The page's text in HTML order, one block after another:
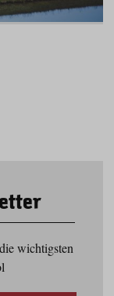
wichtigsten